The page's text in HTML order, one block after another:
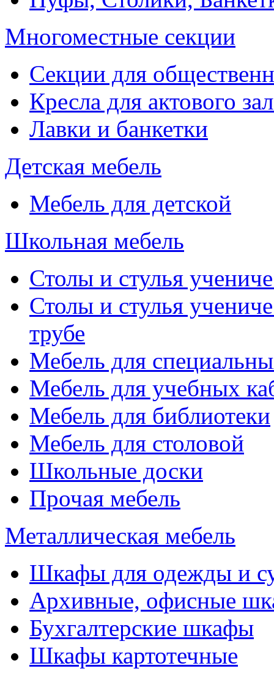
Многоместные секции
Секции для
Кресла для актового
Лавки и банкетки
Детская мебель
Мебель для детской
Школьная мебель
Столы и стулья
Столы и стулья
трубе
Мебель для
Мебель для учебных
Мебель для библиотеки
Мебель для столовой
Школьные доски
Прочая мебель
Металлическая мебель
Шкафы для одежды и
Архивные, офисные
Бухгалтерские шкафы
Шкафы картотечные